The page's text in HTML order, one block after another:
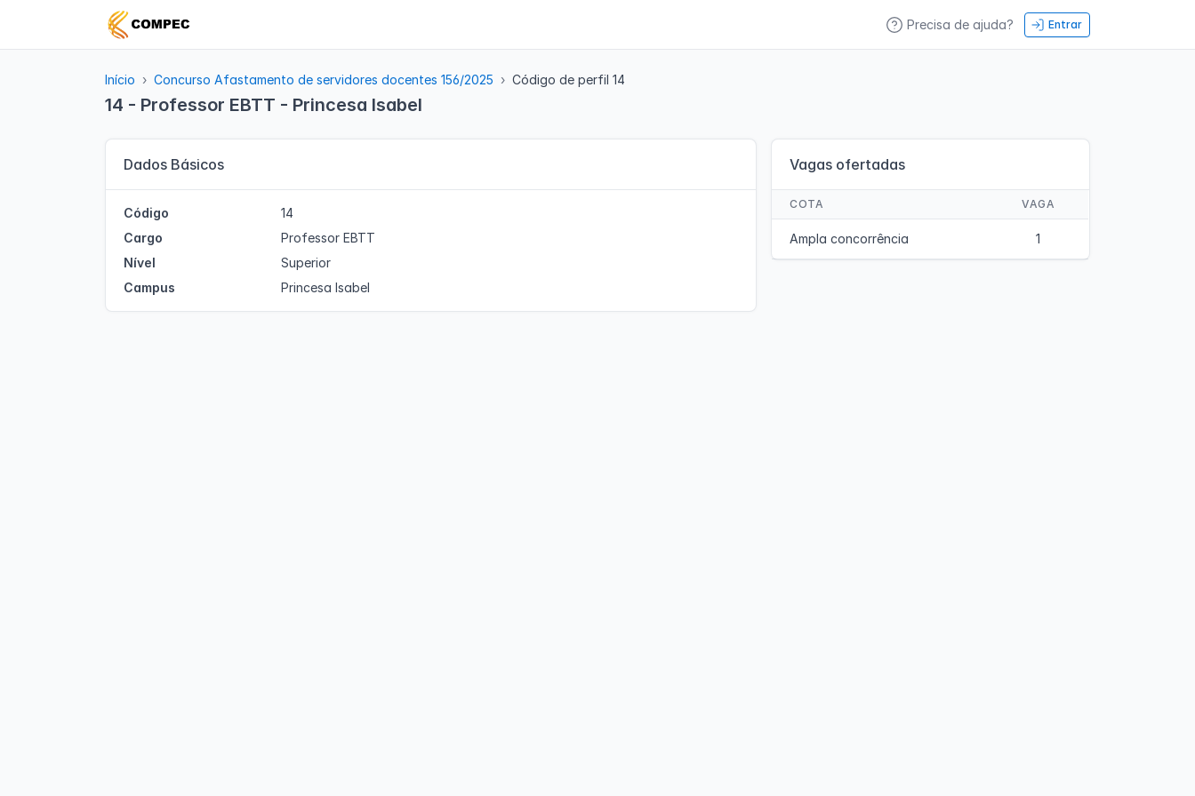
Entrar
Precisa de ajuda?
Início Concurso Afastamento de servidores docentes 156/2025 Código de perfil 14
14 - Professor EBTT - Princesa Isabel
Dados Básicos
Código
14
Cargo
Professor EBTT
Nível
Superior
Campus
Princesa Isabel
Vagas ofertadas
COTA VAGA
Ampla concorrência 1